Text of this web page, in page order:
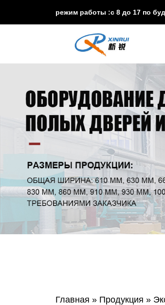
режим работы :с 8 до 17 по
Главная » Продукция »